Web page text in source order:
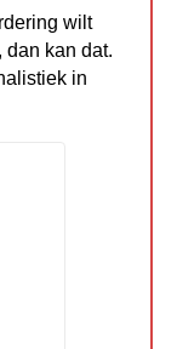
wilt
dan kan dat.
in